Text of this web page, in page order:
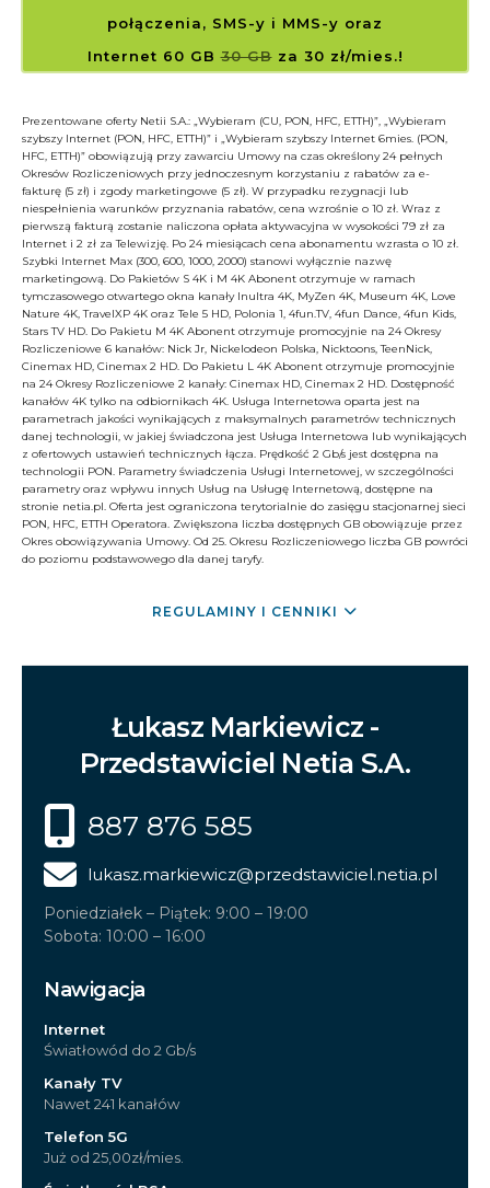
połączenia, SMS-y i MMS-y oraz
Internet 60 GB30 GBza 30 zł/mies.!
Prezentowane oferty Netii S.A.: „Wybieram (CU, PON, HFC, ETTH)”, „Wybieram
szybszy Internet (PON, HFC, ETTH)” i „Wybieram szybszy Internet 6mies. (PON,
HFC, ETTH)” obowiązują przy zawarciu Umowy na czas określony 24 pełnych
Okresów Rozliczeniowych przy jednoczesnym korzystaniu z rabatów za e-
fakturę (5 zł) i zgody marketingowe (5 zł). W przypadku rezygnacji lub
niespełnienia warunków przyznania rabatów, cena wzrośnie o 10 zł. Wraz z
pierwszą fakturą zostanie naliczona opłata aktywacyjna w wysokości 79 zł za
Internet i 2 zł za Telewizję. Po 24 miesiącach cena abonamentu wzrasta o 10 zł.
Szybki Internet Max (300, 600, 1000, 2000) stanowi wyłącznie nazwę
marketingową. Do Pakietów S 4K i M 4K Abonent otrzymuje w ramach
tymczasowego otwartego okna kanały Inultra 4K, MyZen 4K, Museum 4K, Love
Nature 4K, TravelXP 4K oraz Tele 5 HD, Polonia 1, 4fun.TV, 4fun Dance, 4fun Kids,
Stars TV HD. Do Pakietu M 4K Abonent otrzymuje promocyjnie na 24 Okresy
Rozliczeniowe 6 kanałów: Nick Jr, Nickelodeon Polska, Nicktoons, TeenNick,
Cinemax HD, Cinemax 2 HD. Do Pakietu L 4K Abonent otrzymuje promocyjnie
na 24 Okresy Rozliczeniowe 2 kanały: Cinemax HD, Cinemax 2 HD. Dostępność
kanałów 4K tylko na odbiornikach 4K. Usługa Internetowa oparta jest na
parametrach jakości wynikających z maksymalnych parametrów technicznych
danej technologii, w jakiej świadczona jest Usługa Internetowa lub wynikających
z ofertowych ustawień technicznych łącza. Prędkość 2 Gb/s jest dostępna na
technologii PON. Parametry świadczenia Usługi Internetowej, w szczególności
parametry oraz wpływu innych Usług na Usługę Internetową, dostępne na
stronie netia.pl. Oferta jest ograniczona terytorialnie do zasięgu stacjonarnej sieci
PON, HFC, ETTH Operatora. Zwiększona liczba dostępnych GB obowiązuje przez
Okres obowiązywania Umowy. Od 25. Okresu Rozliczeniowego liczba GB powróci
do poziomu podstawowego dla danej taryfy.
REGULAMINY I CENNIKI
Łukasz Markiewicz -
Przedstawiciel Netia S.A.
887 876 585
lukasz.markiewicz@przedstawiciel.netia.pl
Poniedziałek – Piątek: 9:00 – 19:00
Sobota: 10:00 – 16:00
Nawigacja
Internet
Światłowód do 2 Gb/s
Kanały TV
Nawet 241 kanałów
Telefon 5G
Już od 25,00zł/mies.